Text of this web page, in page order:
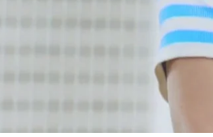
nueva temporada
con una promoción
Brasero se han
personajes de
boquiabierto. Con
mucho humor, el
energía. ¡Te